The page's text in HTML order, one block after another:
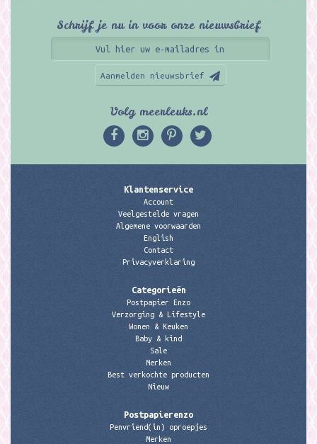
Schrijf je nu in voor onze nieuwsbrief
Aanmelden nieuwsbrief
Volg meerleuks.nl
Klantenservice
Account
Veelgestelde vragen
Algemene voorwaarden
English
Contact
Privacyverklaring
Categorieën
Postpapier Enzo
Verzorging & Lifestyle
Wonen & Keuken
Baby & kind
Sale
Merken
Best verkochte producten
Nieuw
Postpapierenzo
Penvriend(in) oproepjes
Merken